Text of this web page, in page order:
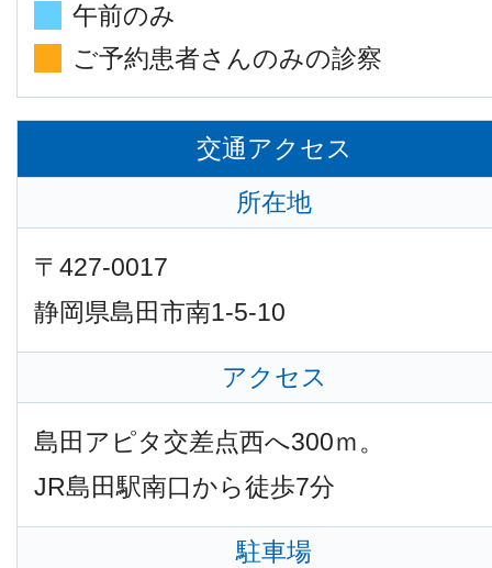
午前のみ
ご予約患者さんのみの診察
交通アクセス
所在地
〒427-0017
静岡県島田市南1-5-10
アクセス
島田アピタ交差点西へ300ｍ。
JR島田駅南口から徒歩7分
駐車場